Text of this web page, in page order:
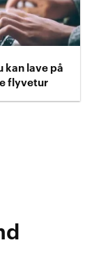
kan lave på
flyvetur